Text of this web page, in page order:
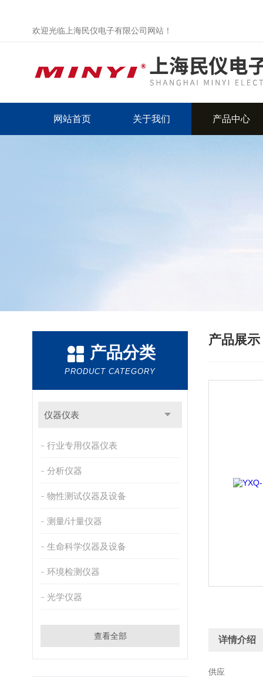
欢迎光临上海民仪电子有限公司网站！
网站首页 关于我们 产品中心
产品分类
PRODUCT CATEGORY
仪器仪表
行业专用仪器仪表
分析仪器
物性测试仪器及设备
测量/计量仪器
生命科学仪器及设备
环境检测仪器
光学仪器
查看全部
产品展示
详情介绍
供应